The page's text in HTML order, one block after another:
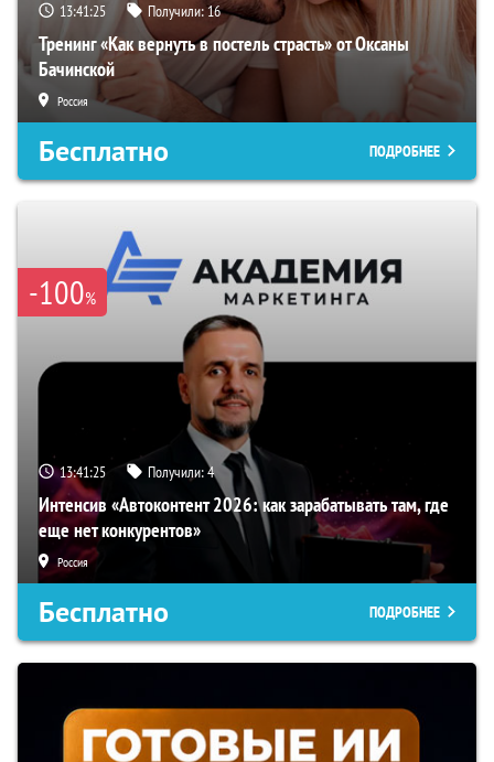
13:41:24 Получили:16
Тренинг «Как вернуть в постель страсть» от Оксаны
Бачинской
Россия
Бесплатно ПОДРОБНЕЕ
-100%
13:41:24 Получили:4
Интенсив «Автоконтент 2026: как зарабатывать там, где
еще нет конкурентов»
Россия
Бесплатно ПОДРОБНЕЕ